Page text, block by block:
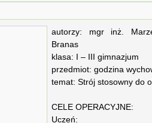
autorzy: mgr inż.
Branas
klasa: I – III gimnazjum
przedmiot: godzina
temat: Strój stosowny do
CELE OPERACYJNE:
Uczeń: